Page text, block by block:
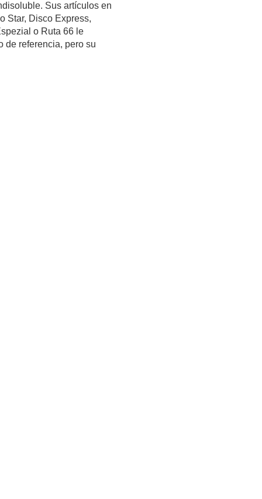
Sus artículos en
Star, Disco Express,
o Ruta 66 le
de referencia, pero su